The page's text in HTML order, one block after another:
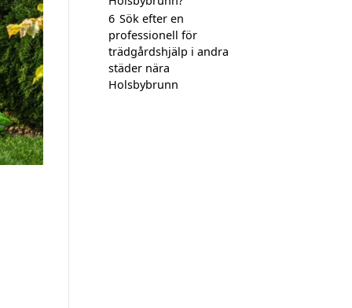
6 Sök efter en
professionell för
trädgårdshjälp i andra
städer nära
Holsbybrunn